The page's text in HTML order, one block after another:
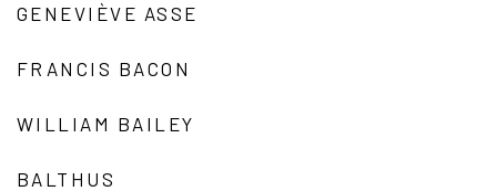
GENEVIÈVE ASSE
FRANCIS BACON
WILLIAM BAILEY
BALTHUS